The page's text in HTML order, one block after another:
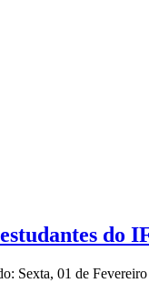
do
Sexta, 01 de